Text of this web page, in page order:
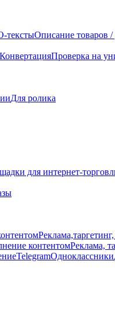
текстыОписание товаров /
КонвертацияПроверка на
Для ролика
для интернет-
контентомРеклама,
TelegramОдноклассники